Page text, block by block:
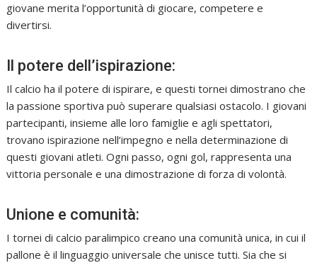
giovane merita l’opportunità di giocare, competere e
divertirsi.
Il potere dell’ispirazione:
Il calcio ha il potere di ispirare, e questi tornei dimostrano che
la passione sportiva può superare qualsiasi ostacolo. I giovani
partecipanti, insieme alle loro famiglie e agli spettatori,
trovano ispirazione nell’impegno e nella determinazione di
questi giovani atleti. Ogni passo, ogni gol, rappresenta una
vittoria personale e una dimostrazione di forza di volontà.
Unione e comunità:
I tornei di calcio paralimpico creano una comunità unica, in cui il
pallone è il linguaggio universale che unisce tutti. Sia che si